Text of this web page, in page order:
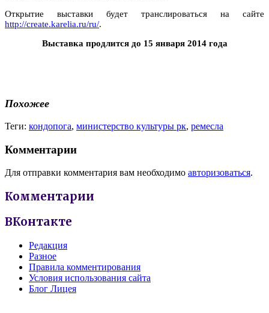
Открытие выставки будет транслироваться на сайте
http://create.karelia.ru/ru/.
Выставка продлится до 15 января 2014 года
Похожее
Теги: кондопога, министерство культуры рк, ремесла
Комментарии
Для отправки комментария вам необходимо авторизоваться.
Комментарии
ВКонтакте
Редакция
Разное
Правила комментирования
Условия использования сайта
Блог Лицея